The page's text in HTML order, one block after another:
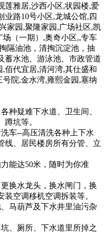
莲雅居,沙西小区,状园楼,爱
业路10号小区,龙城公馆,四
家园,聚隆家园,广场社区,凯
（一期）,奥奇小区,,专车
隔油池，清掏沉淀池，抽
蓄水池、游泳池、市政管道
佰代宜居,清河湾,其仕盛和
院,金水湾,雍熙金园,塞纳
种疑难下水道、卫生间、
坑等。
车--高压清洗各种上下水
线、居民楼房所有分管、立
能达50米，随时为你准
换水龙头，换水闸门，换
空调移机空调拆装等。
马葫芦及下水井里油污杂
、厕所、下水道里所掉之